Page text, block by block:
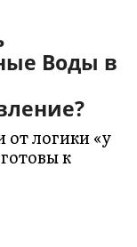
Воды в
от логики «у
к